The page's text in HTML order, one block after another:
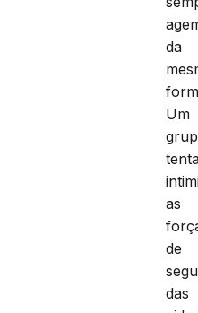
da
Um
as
de
das